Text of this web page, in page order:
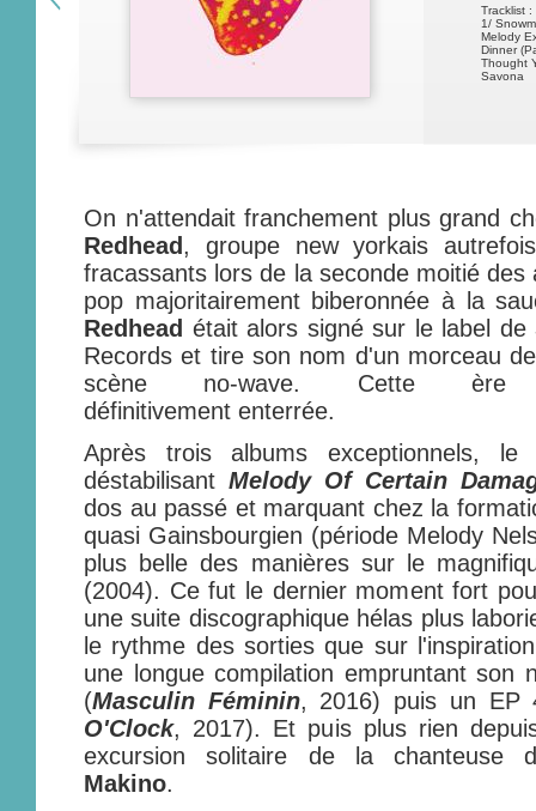
Tracklist :
1/
Melody
Dinner
Thought
Savona
On n'attendait franchement plus grand
Redhead , groupe new yorkais
fracassants lors de la seconde moitié
pop majoritairement biberonnée à la
Redhead était alors signé sur le label de
Records et tire son nom d'un morceau
scène no-wave. Cette ère
définitivement enterrée.
Après trois albums exceptionnels,
déstabilisant Melody Of Certain
dos au passé et marquant chez la
quasi Gainsbourgien (période Melody
plus belle des manières sur le
(2004). Ce fut le dernier moment fort
une suite discographique hélas plus
le rythme des sorties que sur
une longue compilation empruntant
(Masculin Féminin, 2016) puis un EP
O'Clock, 2017). Et puis plus rien
excursion solitaire de la chanteuse
Makino.